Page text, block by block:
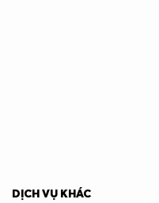
DỊCH VỤ KHÁC